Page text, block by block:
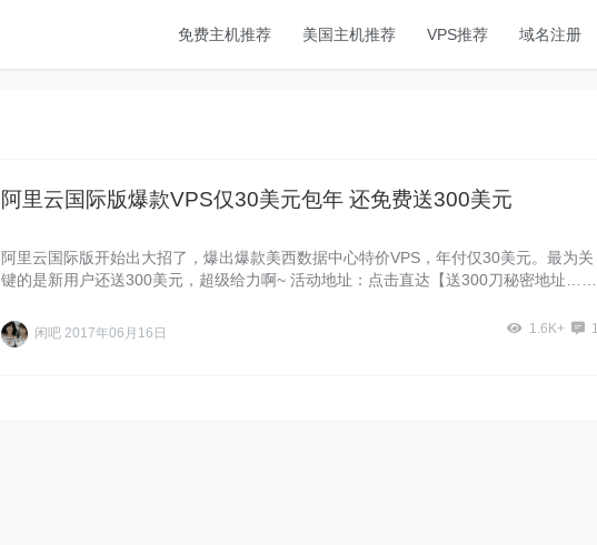
免费主机推荐 美国主机推荐 VPS推荐 域名注册
阿里云国际版爆款VPS仅30美元包年 还免费送300美元
阿里云国际版开始出大招了，爆出爆款美西数据中心特价VPS，年付仅30美元。最为关
键的是新用户还送300美元，超级给力啊~ 活动地址：点击直达【送300刀秘密地址……
闲吧 2017年06月16日 1.6K+ 1